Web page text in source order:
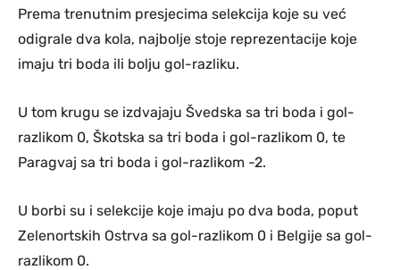
Prema trenutnim presjecima selekcija koje su već
odigrale dva kola, najbolje stoje reprezentacije koje
imaju tri boda ili bolju gol-razliku.
U tom krugu se izdvajaju Švedska sa tri boda i gol-
razlikom 0, Škotska sa tri boda i gol-razlikom 0, te
Paragvaj sa tri boda i gol-razlikom -2.
U borbi su i selekcije koje imaju po dva boda, poput
Zelenortskih Ostrva sa gol-razlikom 0 i Belgije sa gol-
razlikom 0.